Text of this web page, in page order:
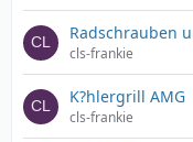
Radschrauben
cls-frankie
K?hlergrill AMG
cls-frankie